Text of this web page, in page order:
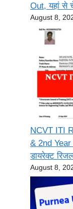
Out, यहां
August 8,
NCVT ITI
& 2nd Year
डायरेक्ट
August 8,